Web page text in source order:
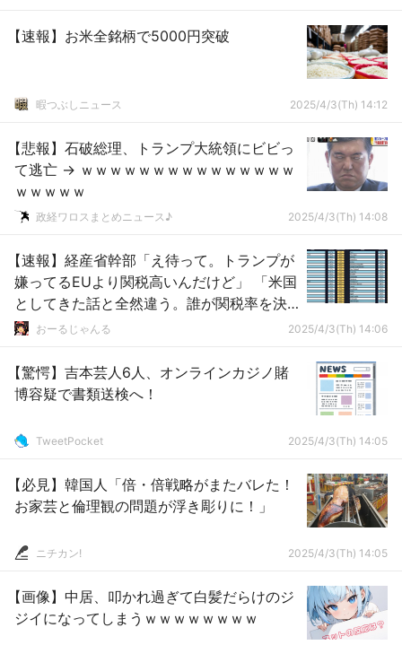
【速報】お米全銘柄で5000円突破
暇つぶしニュース 2025/4/3(Th) 14:12
【悲報】石破総理、トランプ大統領にビビっ
て逃亡 → ｗｗｗｗｗｗｗｗｗｗｗｗｗｗｗ
ｗｗｗｗｗ
政経ワロスまとめニュース♪ 2025/4/3(Th) 14:08
【速報】経産省幹部「え待って。トランプが
嫌ってるEUより関税高いんだけど」 「米国
としてきた話と全然違う。誰が関税率を決
めているのかが全くわからない」
おーるじゃんる 2025/4/3(Th) 14:06
【驚愕】吉本芸人6人、オンラインカジノ賭
博容疑で書類送検へ！
TweetPocket 2025/4/3(Th) 14:05
【必見】韓国人「倍・倍戦略がまたバレた！
お家芸と倫理観の問題が浮き彫りに！」
ニチカン! 2025/4/3(Th) 14:05
【画像】中居、叩かれ過ぎて白髪だらけのジ
ジイになってしまうｗｗｗｗｗｗｗｗ